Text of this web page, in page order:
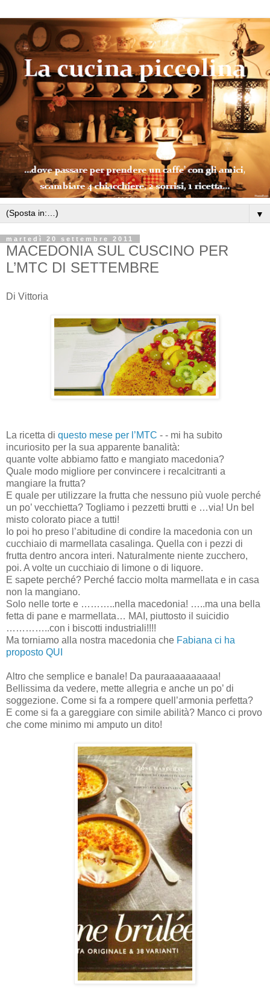
▼
martedì 20 settembre 2011
MACEDONIA SUL CUSCINO PER
L’MTC DI SETTEMBRE
Di Vittoria
La ricetta di questo mese per l’MTC - - mi ha subito
incuriosito per la sua apparente banalità:
quante volte abbiamo fatto e mangiato macedonia?
Quale modo migliore per convincere i recalcitranti a
mangiare la frutta?
E quale per utilizzare la frutta che nessuno più vuole perché
un po’ vecchietta? Togliamo i pezzetti brutti e …via! Un bel
misto colorato piace a tutti!
Io poi ho preso l’abitudine di condire la macedonia con un
cucchiaio di marmellata casalinga. Quella con i pezzi di
frutta dentro ancora interi. Naturalmente niente zucchero,
poi. A volte un cucchiaio di limone o di liquore.
E sapete perché? Perché faccio molta marmellata e in casa
non la mangiano.
Solo nelle torte e ………..nella macedonia! …..ma una bella
fetta di pane e marmellata… MAI, piuttosto il suicidio
…………..con i biscotti industriali!!!!
Ma torniamo alla nostra macedonia che Fabiana ci ha
proposto QUI
Altro che semplice e banale! Da pauraaaaaaaaaa!
Bellissima da vedere, mette allegria e anche un po’ di
soggezione. Come si fa a rompere quell’armonia perfetta?
E come si fa a gareggiare con simile abilità? Manco ci provo
che come minimo mi amputo un dito!